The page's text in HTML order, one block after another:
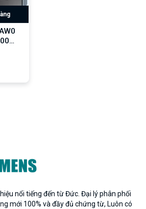
nổi tiếng đến từ Đức. Đại lý phân phối
mới 100% và đầy đủ chứng từ, Luôn có